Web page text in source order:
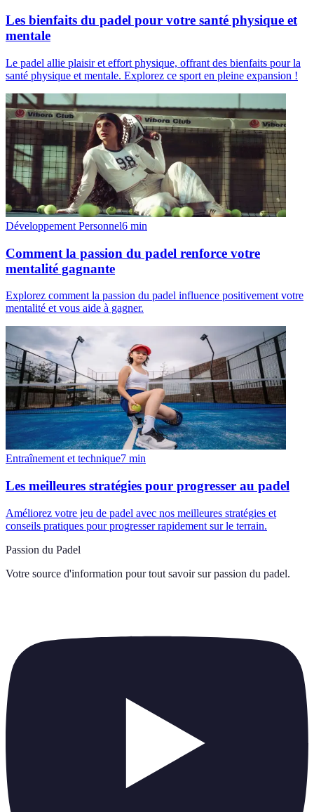
Les bienfaits du padel pour votre santé physique et
mentale
Le padel allie plaisir et effort physique, offrant des bienfaits pour la
santé physique et mentale. Explorez ce sport en pleine expansion !
Développement Personnel6 min
Comment la passion du padel renforce votre
mentalité gagnante
Explorez comment la passion du padel influence positivement votre
mentalité et vous aide à gagner.
Entraînement et technique7 min
Les meilleures stratégies pour progresser au padel
Améliorez votre jeu de padel avec nos meilleures stratégies et
conseils pratiques pour progresser rapidement sur le terrain.
Passion du Padel
Votre source d'information pour tout savoir sur passion du padel.